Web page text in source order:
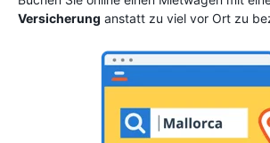
Versicherung anstatt zu viel vor Ort zu